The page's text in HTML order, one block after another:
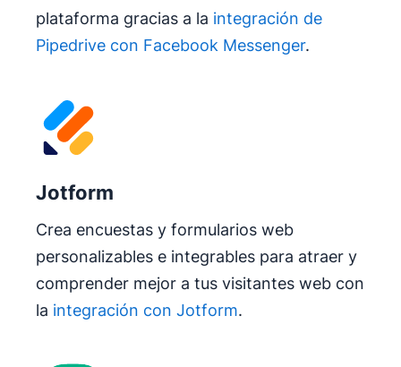
plataforma gracias a la integración de
Pipedrive con Facebook Messenger.
Jotform
Crea encuestas y formularios web
personalizables e integrables para atraer y
comprender mejor a tus visitantes web con
la integración con Jotform.